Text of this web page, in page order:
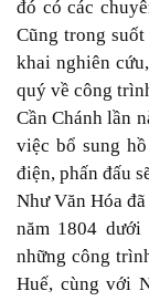
đó có các
Cũng trong
khai nghiên
quý về công
Cần Chánh lần
việc bổ sung
điện, phấn đấu
Như Văn Hóa
năm 1804
những công
Huế, cùng với